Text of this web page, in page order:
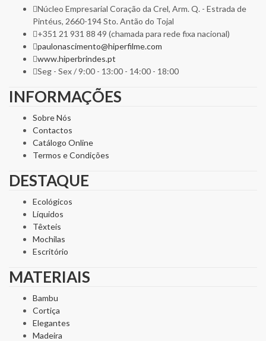
Núcleo Empresarial Coração da Crel, Arm. Q. - Estrada de
Pintéus, 2660-194 Sto. Antão do Tojal
+351 21 931 88 49 (chamada para rede fixa nacional)
paulonascimento@hiperfilme.com
www.hiperbrindes.pt
Seg - Sex / 9:00 - 13:00 - 14:00 - 18:00
INFORMAÇÕES
Sobre Nós
Contactos
Catálogo Online
Termos e Condições
DESTAQUE
Ecológicos
Líquidos
Têxteis
Mochilas
Escritório
MATERIAIS
Bambu
Cortiça
Elegantes
Madeira